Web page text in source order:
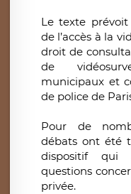
Le texte prévoit
de l’accès à la
droit de
de
municipaux et
de police de
Pour de
débats ont été
dispositif qui
questions
privée.